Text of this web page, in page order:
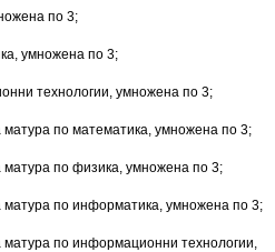
по 3;
умножена по 3;
технологии, умножена по 3;
по математика, умножена по 3;
по физика, умножена по 3;
по информатика, умножена по 3;
по информационни технологии,